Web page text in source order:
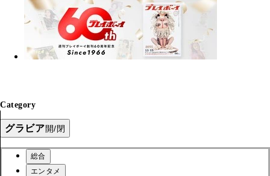
Category
グラビア開/閉
総合
エンタメ